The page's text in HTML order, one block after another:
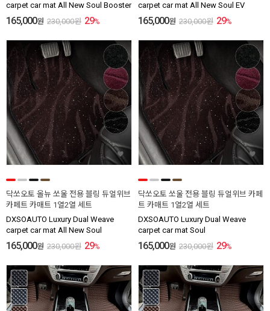
carpet car mat All New Soul Booster
165,000원 230,000원 29%
carpet car mat All New Soul EV
165,000원 230,000원 29%
닥쏘오토 올뉴 쏘울 전용 블링 듀얼위브
카페트 카매트 1열2열 세트
DXSOAUTO Luxury Dual Weave
carpet car mat All New Soul
165,000원 230,000원 29%
닥쏘오토 쏘울 전용 블링 듀얼위브 카페
트 카매트 1열2열 세트
DXSOAUTO Luxury Dual Weave
carpet car mat Soul
165,000원 230,000원 29%